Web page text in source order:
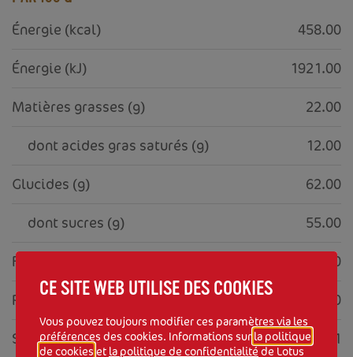
Énergie (kcal) 458.00
Énergie (kJ) 1921.00
Matières grasses (g) 22.00
     dont acides gras saturés (g)
12.00
Glucides (g) 62.00
     dont sucres (g)
55.00
Fibres alimentaires (g) 1.10
Protéines (g) 2.90
Sel (g) 0.21
CE SITE WEB UTILISE DES COOKIES
Vous pouvez toujours modifier ces paramètres via les
préférences des cookies. Informations sur la politique
de cookies et la politique de confidentialitéde Lotus